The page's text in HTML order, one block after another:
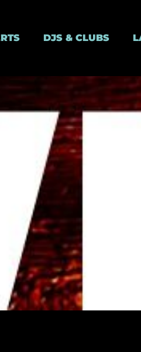
DJS & CLUBS